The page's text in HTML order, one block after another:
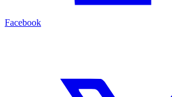
Facebook